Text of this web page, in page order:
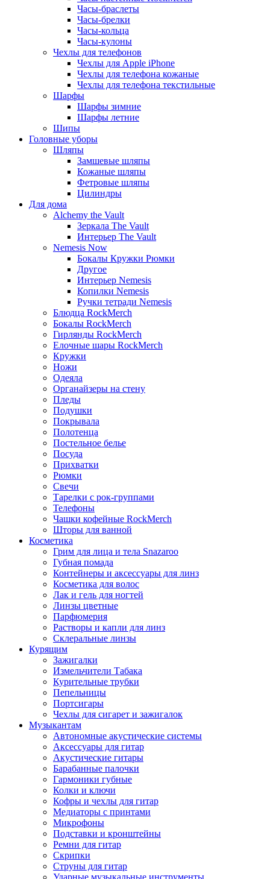
Часы-браслеты
Часы-брелки
Часы-кольца
Часы-кулоны
Чехлы для телефонов
Чехлы для Apple iPhone
Чехлы для телефона кожаные
Чехлы для телефона текстильные
Шарфы
Шарфы зимние
Шарфы летние
Шипы
Головные уборы
Шляпы
Замшевые шляпы
Кожаные шляпы
Фетровые шляпы
Цилиндры
Для дома
Alchemy the Vault
Зеркала The Vault
Интерьер The Vault
Nemesis Now
Бокалы Кружки Рюмки
Другое
Интерьер Nemesis
Копилки Nemesis
Ручки тетради Nemesis
Блюдца RockMerch
Бокалы RockMerch
Гирлянды RockMerch
Елочные шары RockMerch
Кружки
Ножи
Одеяла
Органайзеры на стену
Пледы
Подушки
Покрывала
Полотенца
Постельное белье
Посуда
Прихватки
Рюмки
Свечи
Тарелки с рок-группами
Телефоны
Чашки кофейные RockMerch
Шторы для ванной
Косметика
Грим для лица и тела Snazaroo
Губная помада
Контейнеры и аксессуары для линз
Косметика для волос
Лак и гель для ногтей
Линзы цветные
Парфюмерия
Растворы и капли для линз
Склеральные линзы
Курящим
Зажигалки
Измельчители Табака
Курительные трубки
Пепельницы
Портсигары
Чехлы для сигарет и зажигалок
Музыкантам
Автономные акустические системы
Аксессуары для гитар
Акустические гитары
Барабанные палочки
Гармоники губные
Колки и ключи
Кофры и чехлы для гитар
Медиаторы с принтами
Микрофоны
Подставки и кронштейны
Ремни для гитар
Скрипки
Струны для гитар
Ударные музыкальные инструменты